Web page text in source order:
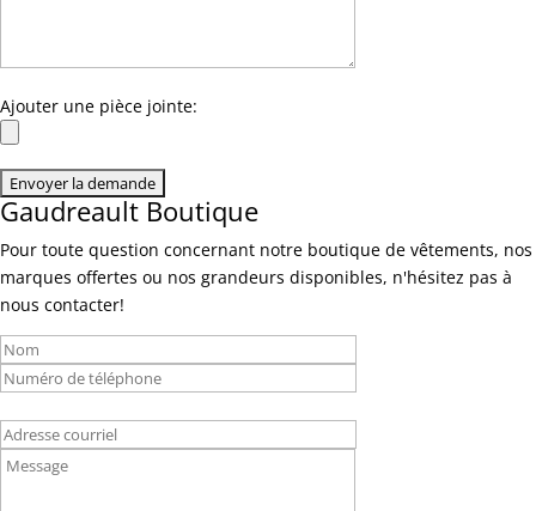
Ajouter une pièce jointe:
Gaudreault Boutique
Pour toute question concernant notre boutique de vêtements, nos
marques offertes ou nos grandeurs disponibles, n'hésitez pas à
nous contacter!